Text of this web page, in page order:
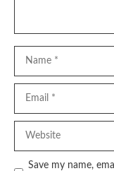
Save my name,